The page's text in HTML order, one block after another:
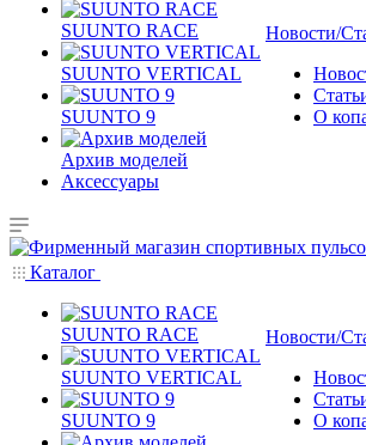
SUUNTO RACE
SUUNTO VERTICAL
SUUNTO 9
Архив моделей
Аксессуары
Новости/
О
Каталог
SUUNTO RACE
SUUNTO VERTICAL
SUUNTO 9
Новости/
О